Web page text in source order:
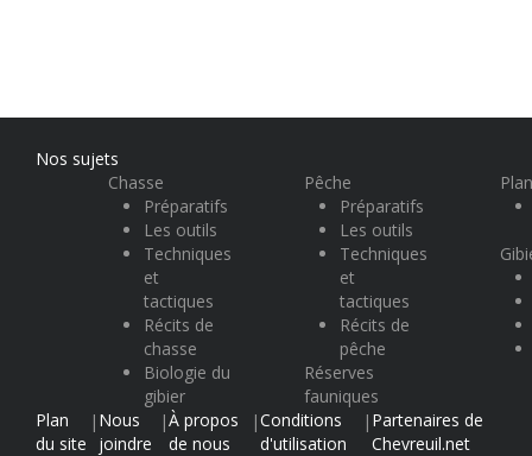
Nos sujets
Chasse
Préparatifs
Les outils
Techniques
et
tactiques
Récits de
chasse
Biologie du
gibier
Pêche
Préparatifs
Les outils
Techniques
et
tactiques
Récits de
pêche
Réserves
fauniques
Plan
du site
| Nous
joindre
|À propos
de nous
|Conditions
d'utilisation
| Partenaires de
Chevreuil.net